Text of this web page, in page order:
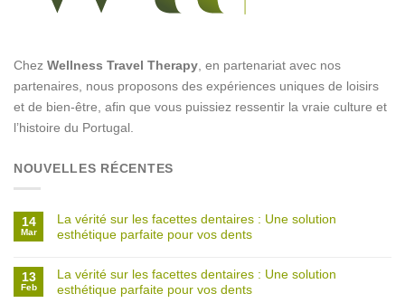
Chez Wellness Travel Therapy , en partenariat avec nos
partenaires, nous proposons des expériences uniques de loisirs
et de bien-être, afin que vous puissiez ressentir la vraie culture et
l’histoire du Portugal.
NOUVELLES RÉCENTES
14
Mar
La vérité sur les facettes dentaires : Une solution
esthétique parfaite pour vos dents
13
Feb
La vérité sur les facettes dentaires : Une solution
esthétique parfaite pour vos dents